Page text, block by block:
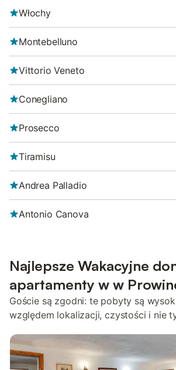
Włochy
Montebelluno
Vittorio Veneto
Conegliano
Prosecco
Tiramisu
Andrea Palladio
Antonio Canova
Najlepsze Wakacyjne
apartamenty w w
Goście są zgodni: te pobyty są
względem lokalizacji, czystości i nie